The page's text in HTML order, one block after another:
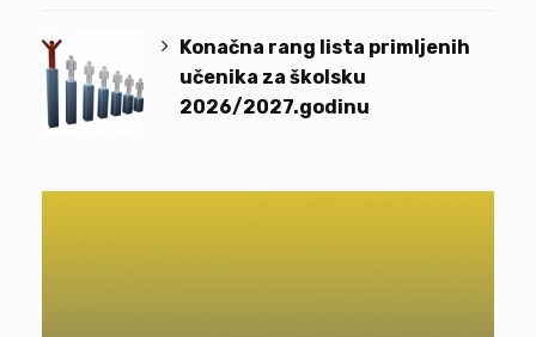
Konačna rang lista primljenih
učenika za školsku
2026/2027.godinu